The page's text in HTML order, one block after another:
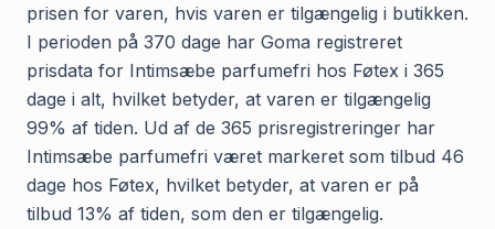
prisen for varen, hvis varen er tilgængelig i butikken.
I perioden på 370 dage har Goma registreret
prisdata for Intimsæbe parfumefri hos Føtex i 365
dage i alt, hvilket betyder, at varen er tilgængelig
99% af tiden. Ud af de 365 prisregistreringer har
Intimsæbe parfumefri været markeret som tilbud 46
dage hos Føtex, hvilket betyder, at varen er på
tilbud 13% af tiden, som den er tilgængelig.